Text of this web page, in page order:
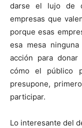
darse el lujo de
empresas que
porque esas
esa mesa
acción para
cómo el público
presupone,
participar.
Lo interesante del